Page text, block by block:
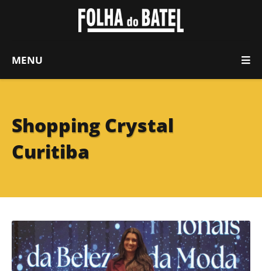
MENU
Shopping Crystal
Curitiba